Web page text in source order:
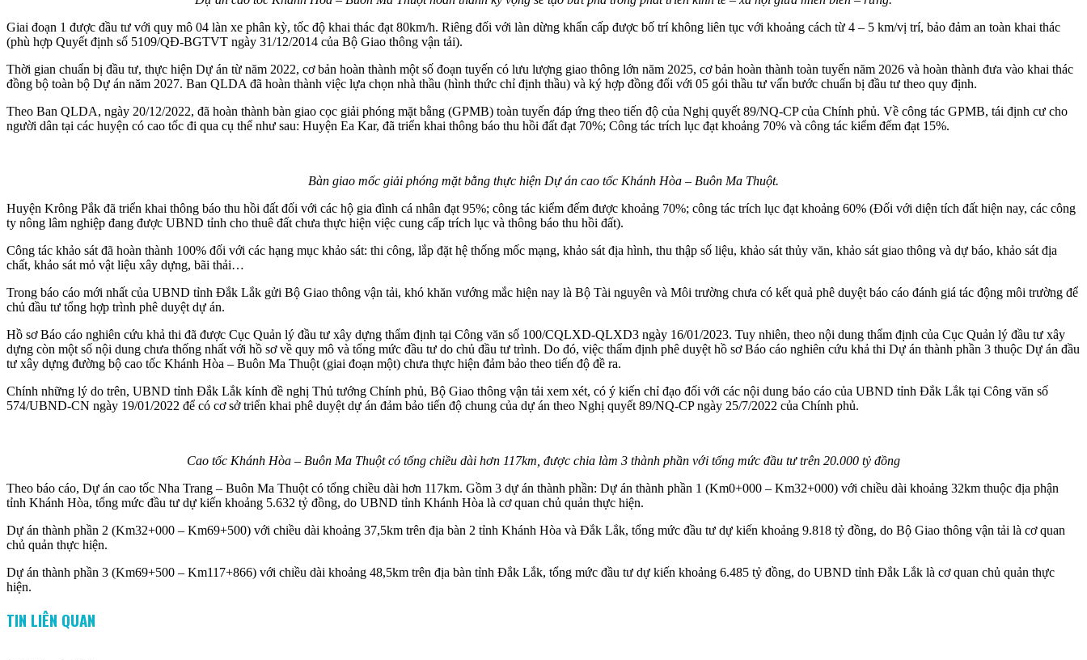
Giai đoạn 1 được đầu tư với quy mô 04 làn xe phân kỳ, tốc độ khai thác đạt 80km/h. Riêng đối với làn dừng khẩn cấp được bố trí không liên tục với khoảng cách từ 4 – 5 km/vị trí, bảo đảm an toàn khai thác
(phù hợp Quyết định số 5109/QĐ-BGTVT ngày 31/12/2014 của Bộ Giao thông vận tải).
Thời gian chuẩn bị đầu tư, thực hiện Dự án từ năm 2022, cơ bản hoàn thành một số đoạn tuyến có lưu lượng giao thông lớn năm 2025, cơ bản hoàn thành toàn tuyến năm 2026 và hoàn thành đưa vào khai thác
đồng bộ toàn bộ Dự án năm 2027. Ban QLDA đã hoàn thành việc lựa chọn nhà thầu (hình thức chỉ định thầu) và ký hợp đồng đối với 05 gói thầu tư vấn bước chuẩn bị đầu tư theo quy định.
Theo Ban QLDA, ngày 20/12/2022, đã hoàn thành bàn giao cọc giải phóng mặt bằng (GPMB) toàn tuyến đáp ứng theo tiến độ của Nghị quyết 89/NQ-CP của Chính phủ. Về công tác GPMB, tái định cư cho
người dân tại các huyện có cao tốc đi qua cụ thể như sau: Huyện Ea Kar, đã triển khai thông báo thu hồi đất đạt 70%; Công tác trích lục đạt khoảng 70% và công tác kiểm đếm đạt 15%.
Bàn giao mốc giải phóng mặt bằng thực hiện Dự án cao tốc Khánh Hòa – Buôn Ma Thuột.
Huyện Krông Pắk đã triển khai thông báo thu hồi đất đối với các hộ gia đình cá nhân đạt 95%; công tác kiểm đếm được khoảng 70%; công tác trích lục đạt khoảng 60% (Đối với diện tích đất hiện nay, các công
ty nông lâm nghiệp đang được UBND tỉnh cho thuê đất chưa thực hiện việc cung cấp trích lục và thông báo thu hồi đất).
Công tác khảo sát đã hoàn thành 100% đối với các hạng mục khảo sát: thi công, lắp đặt hệ thống mốc mạng, khảo sát địa hình, thu thập số liệu, khảo sát thủy văn, khảo sát giao thông và dự báo, khảo sát địa
chất, khảo sát mỏ vật liệu xây dựng, bãi thải…
Trong báo cáo mới nhất của UBND tỉnh Đắk Lắk gửi Bộ Giao thông vận tải, khó khăn vướng mắc hiện nay là Bộ Tài nguyên và Môi trường chưa có kết quả phê duyệt báo cáo đánh giá tác động môi trường để
chủ đầu tư tổng hợp trình phê duyệt dự án.
Hồ sơ Báo cáo nghiên cứu khả thi đã được Cục Quản lý đầu tư xây dựng thẩm định tại Công văn số 100/CQLXD-QLXD3 ngày 16/01/2023. Tuy nhiên, theo nội dung thẩm định của Cục Quản lý đầu tư xây
dựng còn một số nội dung chưa thống nhất với hồ sơ về quy mô và tổng mức đầu tư do chủ đầu tư trình. Do đó, việc thẩm định phê duyệt hồ sơ Báo cáo nghiên cứu khả thi Dự án thành phần 3 thuộc Dự án đầu
tư xây dựng đường bộ cao tốc Khánh Hòa – Buôn Ma Thuột (giai đoạn một) chưa thực hiện đảm bảo theo tiến độ đề ra.
Chính những lý do trên, UBND tỉnh Đắk Lắk kính đề nghị Thủ tướng Chính phủ, Bộ Giao thông vận tải xem xét, có ý kiến chỉ đạo đối với các nội dung báo cáo của UBND tỉnh Đắk Lắk tại Công văn số
574/UBND-CN ngày 19/01/2022 để có cơ sở triển khai phê duyệt dự án đảm bảo tiến độ chung của dự án theo Nghị quyết 89/NQ-CP ngày 25/7/2022 của Chính phủ.
Cao tốc Khánh Hòa – Buôn Ma Thuột có tổng chiều dài hơn 117km, được chia làm 3 thành phần với tổng mức đầu tư trên 20.000 tỷ đồng
Theo báo cáo, Dự án cao tốc Nha Trang – Buôn Ma Thuột có tổng chiều dài hơn 117km. Gồm 3 dự án thành phần: Dự án thành phần 1 (Km0+000 – Km32+000) với chiều dài khoảng 32km thuộc địa phận
tỉnh Khánh Hòa, tổng mức đầu tư dự kiến khoảng 5.632 tỷ đồng, do UBND tỉnh Khánh Hòa là cơ quan chủ quản thực hiện.
Dự án thành phần 2 (Km32+000 – Km69+500) với chiều dài khoảng 37,5km trên địa bàn 2 tỉnh Khánh Hòa và Đắk Lắk, tổng mức đầu tư dự kiến khoảng 9.818 tỷ đồng, do Bộ Giao thông vận tải là cơ quan
chủ quản thực hiện.
Dự án thành phần 3 (Km69+500 – Km117+866) với chiều dài khoảng 48,5km trên địa bàn tỉnh Đắk Lắk, tổng mức đầu tư dự kiến khoảng 6.485 tỷ đồng, do UBND tỉnh Đắk Lắk là cơ quan chủ quản thực
hiện.
TIN LIÊN QUAN